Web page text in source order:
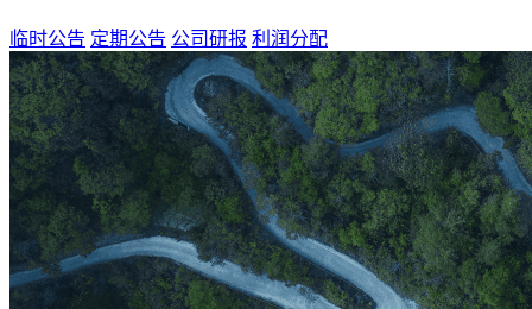
临时公告 定期公告 公司研报 利润分配